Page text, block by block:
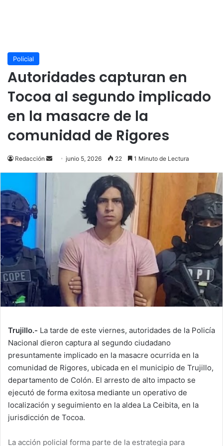
Policial
Autoridades capturan en
Tocoa al segundo implicado
en la masacre de la
comunidad de Rigores
Redacción
Sendjunio 5, 2026 22 1 Minuto de Lectura
Trujillo.- La tarde de este viernes, autoridades de la Policía
Nacional dieron captura al segundo ciudadano
presuntamente implicado en la masacre ocurrida en la
comunidad de Rigores, ubicada en el municipio de Trujillo,
departamento de Colón. El arresto de alto impacto se
ejecutó de forma exitosa mediante un operativo de
localización y seguimiento en la aldea La Ceibita, en la
jurisdicción de Tocoa.
La acción policial forma parte de la estrategia para